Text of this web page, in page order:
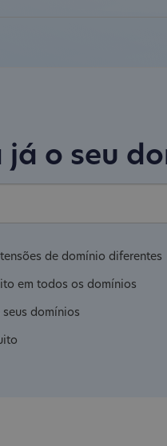
já o seu
de domínio diferentes
em todos os domínios
domínios